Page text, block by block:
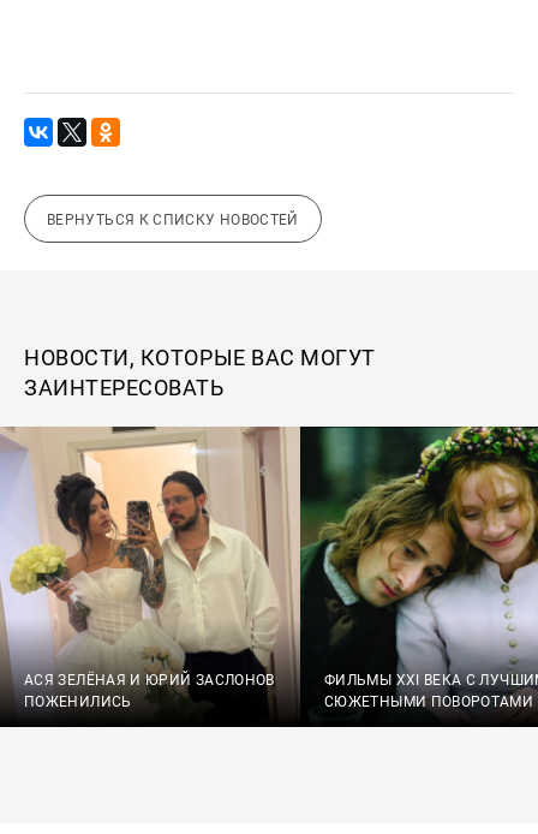
ВЕРНУТЬСЯ К СПИСКУ НОВОСТЕЙ
НОВОСТИ, КОТОРЫЕ ВАС МОГУТ
ЗАИНТЕРЕСОВАТЬ
АСЯ ЗЕЛЁНАЯ И ЮРИЙ ЗАСЛОНОВ
ПОЖЕНИЛИСЬ
ФИЛЬМЫ XXI ВЕКА С
СЮЖЕТНЫМИ ПОВОРОТАМИ